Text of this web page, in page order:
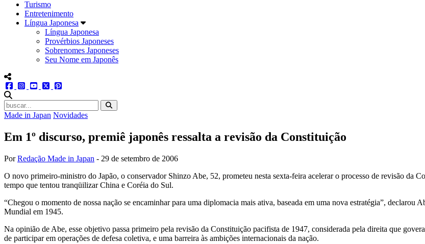
Turismo
Entretenimento
Língua Japonesa
Língua Japonesa
Provérbios Japoneses
Sobrenomes Japoneses
Seu Nome em Japonês
menu redes social
facebookinstagram
youtube
twitter
Made in Japan Novidades
Em 1º discurso, premiê japonês ressalta a revisão da Constituição
PorRedação Made in Japan - 29 de setembro de 2006
O novo primeiro-ministro do Japão, o conservador Shinzo Abe, 52, prometeu nesta sexta-feira acelerar o processo de revisão da
tempo que tentou tranqüilizar China e Coréia do Sul.
“Chegou o momento de nossa nação se encaminhar para uma diplomacia mais ativa, baseada em uma nova estratégia”,
Mundial em 1945.
Na opinião de Abe, esse objetivo passa primeiro pela revisão da Constituição pacifista de 1947, considerada pela direita que
de participar em operações de defesa coletiva, e uma barreira às ambições internacionais da nação.